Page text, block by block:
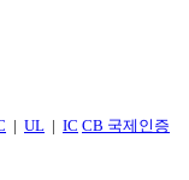
| UL | IC CB 국제인증